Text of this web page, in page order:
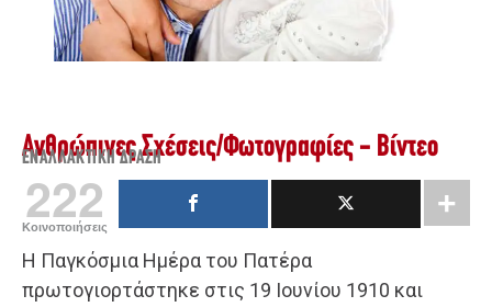
Ανθρώπινες Σχέσεις/Φωτογραφίες - Βίντεο
ΕΝΑΛΛΑΚΤΙΚΉ ΔΡΆΣΗ
222
Κοινοποιήσεις
Η Παγκόσμια Ημέρα του Πατέρα
πρωτογιορτάστηκε στις 19 Ιουνίου 1910 και